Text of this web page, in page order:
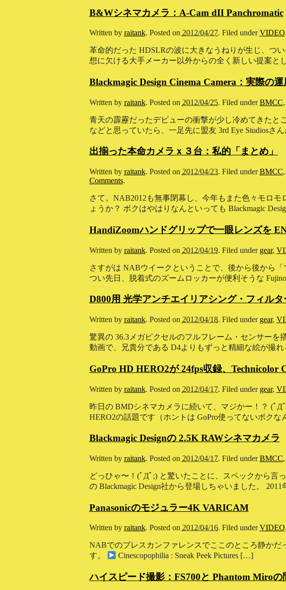
B&Wシネマカメラ：A-Cam dII Panchromatic
Written by raitank. Posted on 2012/04/27. Filed underVIDEO.
革命的だった HDSLRの波に大きなうねりが生じ、つ
想に欠ける大手メーカー以外からの全く新しい提案と
Blackmagic Design Cinema Camera：実際の
Written by raitank. Posted on 2012/04/25. Filed underBMCC,
青天の霹靂だったデビューの衝撃が少し冷めてきたと
などと思っていたら、一足先に盟友 3rd Eye Studiosさ
出揃った本命カメラｘ３台：私的「まとめ」
Written by raitank. Posted on 2012/04/23. Filed underBMCC,
Comments.
さて。NAB2012も無事閉幕し、今年もまた色々モロ
ょうか？ ボクはやはりなんといっても Blackmagic
HandiZoomハンドグリップで一眼レンズを
Written by raitank. Posted on 2012/04/19. Filed under gear,
さすがは NABウイークということで、後から後から
つい先日、脱着式のズームロッカーが便利そうな
D800用 光学アンチエイリアシング・フィルタ
Written by raitank. Posted on 2012/04/18. Filed under gear,
驚異の 36.3メガピクセルのフルフレーム・センサー
動画で、兄貴分である D4よりもずっと精細な絵が撮
GoPro HD HERO2が 24fps収録、Technicolor
Written by raitank. Posted on 2012/04/17. Filed under gear,
昨日の BMDシネマカメラに続いて、マジかー！？ (ﾟ
HERO2の話題です（ホントは GoPro使ってないボク
Blackmagic Designの 2.5K RAWシネマカメラ
Written by raitank. Posted on 2012/04/17. Filed underBMCC,
どっひゃ〜！(ﾟДﾟ;) と驚いたことに、スペックから言
の Blackmagic Design社から登場しちゃいました。
Panasonicのモジュラー4K VARICAM
Written by raitank. Posted on 2012/04/16. Filed underVIDEO.
NABでのプレスカンファレンスでここのところ静かだ
す。
Cinescopophilia : Sneak Peek Pictures […]
ハイスピード撮影：FS700と Phantom Miroの